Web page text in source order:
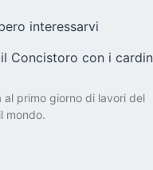
interessarvi
Concistoro con i
al primo giorno di lavori del
mondo.